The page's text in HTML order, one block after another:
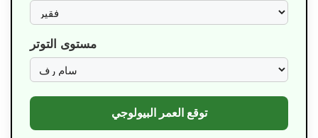
مستوى التوتر
توقع العمر البيولوجي